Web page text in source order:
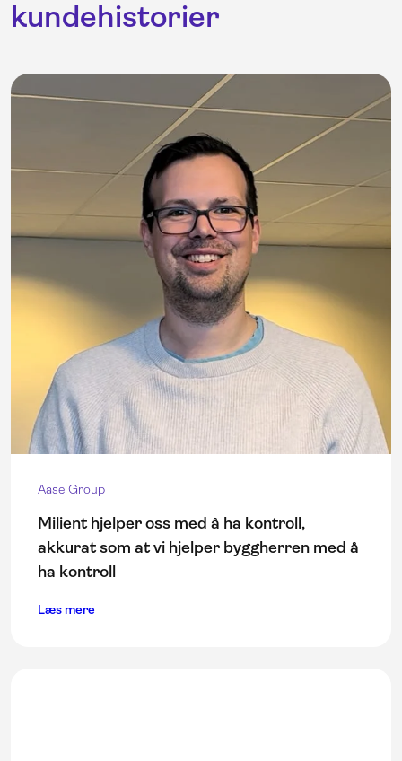
kundehistorier
Aase Group
Milient hjelper oss med å ha kontroll,
akkurat som at vi hjelper byggherren med å
ha kontroll
Læs mere